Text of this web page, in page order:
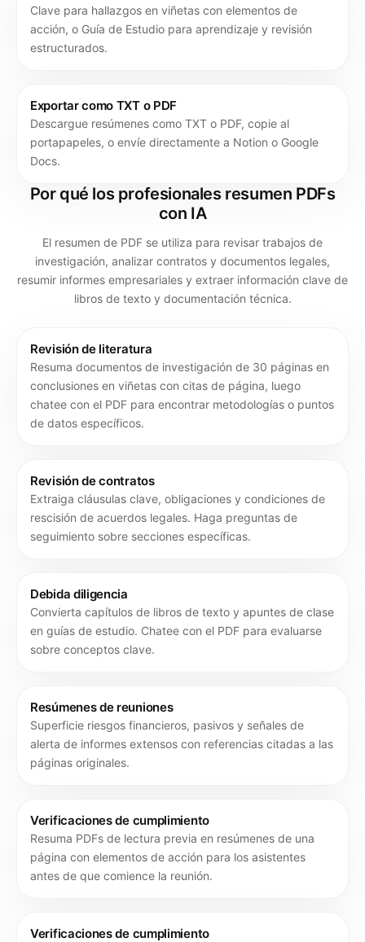
Clave para hallazgos en viñetas con elementos de
acción, o Guía de Estudio para aprendizaje y revisión
estructurados.
Exportar como TXT o PDF
Descargue resúmenes como TXT o PDF, copie al
portapapeles, o envíe directamente a Notion o Google
Docs.
Por qué los profesionales resumen PDFs
con IA
El resumen de PDF se utiliza para revisar trabajos de
investigación, analizar contratos y documentos legales,
resumir informes empresariales y extraer información clave de
libros de texto y documentación técnica.
Revisión de literatura
Resuma documentos de investigación de 30 páginas en
conclusiones en viñetas con citas de página, luego
chatee con el PDF para encontrar metodologías o puntos
de datos específicos.
Revisión de contratos
Extraiga cláusulas clave, obligaciones y condiciones de
rescisión de acuerdos legales. Haga preguntas de
seguimiento sobre secciones específicas.
Debida diligencia
Convierta capítulos de libros de texto y apuntes de clase
en guías de estudio. Chatee con el PDF para evaluarse
sobre conceptos clave.
Resúmenes de reuniones
Superficie riesgos financieros, pasivos y señales de
alerta de informes extensos con referencias citadas a las
páginas originales.
Verificaciones de cumplimiento
Resuma PDFs de lectura previa en resúmenes de una
página con elementos de acción para los asistentes
antes de que comience la reunión.
Verificaciones de cumplimiento